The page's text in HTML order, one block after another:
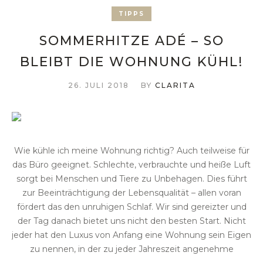
TIPPS
SOMMERHITZE ADÉ – SO
BLEIBT DIE WOHNUNG KÜHL!
26. JULI 2018 BY CLARITA
Wie kühle ich meine Wohnung richtig? Auch teilweise für
das Büro geeignet. Schlechte, verbrauchte und heiße Luft
sorgt bei Menschen und Tiere zu Unbehagen. Dies führt
zur Beeinträchtigung der Lebensqualität – allen voran
fördert das den unruhigen Schlaf. Wir sind gereizter und
der Tag danach bietet uns nicht den besten Start. Nicht
jeder hat den Luxus von Anfang eine Wohnung sein Eigen
zu nennen, in der zu jeder Jahreszeit angenehme